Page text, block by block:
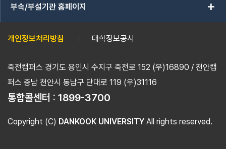
부속/부설기관 홈페이지 add
개인정보처리방침 대학정보공시
죽전캠퍼스 경기도 용인시 수지구 죽전로 152 (우)16890 / 천안캠
퍼스 충남 천안시 동남구 단대로 119 (우)31116
통합콜센터 : 1899-3700
Copyright (C) DANKOOK UNIVERSITY All rights reserved.